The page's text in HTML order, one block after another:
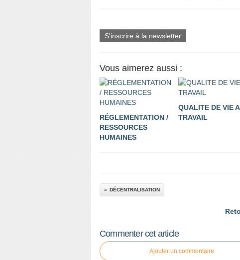
S'inscrire à la newsletter
Vous aimerez aussi :
RÉGLEMENTATION /
RESSOURCES
HUMAINES
QUALITE DE VIE
TRAVAIL
DÉCENTRALISATION
Commenter cet article
Ajouter un commentaire